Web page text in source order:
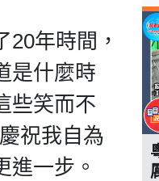
年時間，
是什麼時
些笑而不
祝我自為
一步。